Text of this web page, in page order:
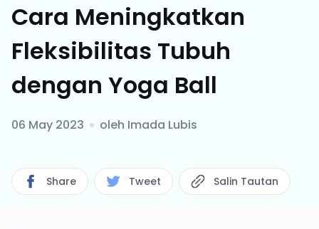
Cara Meningkatkan
Fleksibilitas Tubuh
dengan Yoga Ball
06 May 2023 oleh Imada Lubis
Share Tweet Salin Tautan